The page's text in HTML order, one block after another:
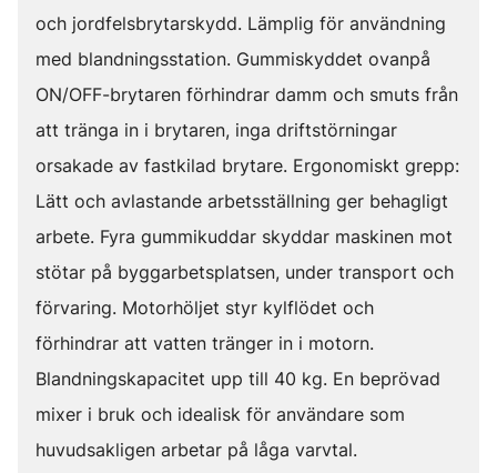
och jordfelsbrytarskydd. Lämplig för användning
med blandningsstation. Gummiskyddet ovanpå
ON/OFF-brytaren förhindrar damm och smuts från
att tränga in i brytaren, inga driftstörningar
orsakade av fastkilad brytare. Ergonomiskt grepp:
Lätt och avlastande arbetsställning ger behagligt
arbete. Fyra gummikuddar skyddar maskinen mot
stötar på byggarbetsplatsen, under transport och
förvaring. Motorhöljet styr kylflödet och
förhindrar att vatten tränger in i motorn.
Blandningskapacitet upp till 40 kg. En beprövad
mixer i bruk och idealisk för användare som
huvudsakligen arbetar på låga varvtal.